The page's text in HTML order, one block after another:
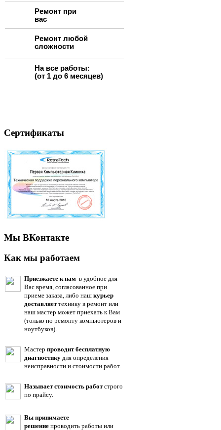
Ремонт при
вас
Ремонт любой
сложности
На все работы:
(от 1 до 6 месяцев)
Сертификаты
Мы ВКонтакте
Как мы работаем
Приезжаете к нам в удобное для
Вас время, согласованное при
приеме заказа, либо наш курьер
доставляеттехнику в ремонт или
наш мастер может приехать к Вам
(только по ремонту компьютеров и
ноутбуков).
Мастер проводит бесплатную
диагностику для определения
неисправности и стоимости работ.
Называет стоимость работстрого
по прайсу.
Вы принимаете
решение проводить работы или